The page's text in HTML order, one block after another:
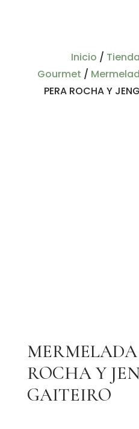
Inicio / Tienda
Gourmet /
PERA ROCHA Y
ROCHA Y
GAITEIRO